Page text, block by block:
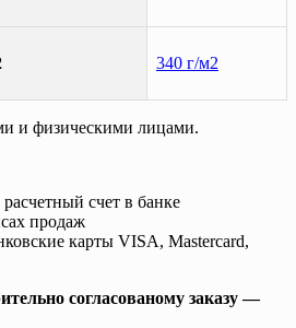
340 г/м2
и физическими лицами.
счет в банке
продаж
карты VISA, Mastercard,
согласованому заказу —